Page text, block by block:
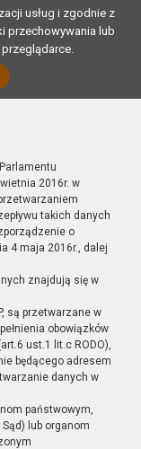
usług i zgodnie z
przechowywania lub
2016r. w
takich danych
o
4 maja 2016r., dalej
znajdują się w
są przetwarzane w
obowiązków
ust.1 lit.c RODO),
będącego adresem
danych w
państwowym,
lub organom